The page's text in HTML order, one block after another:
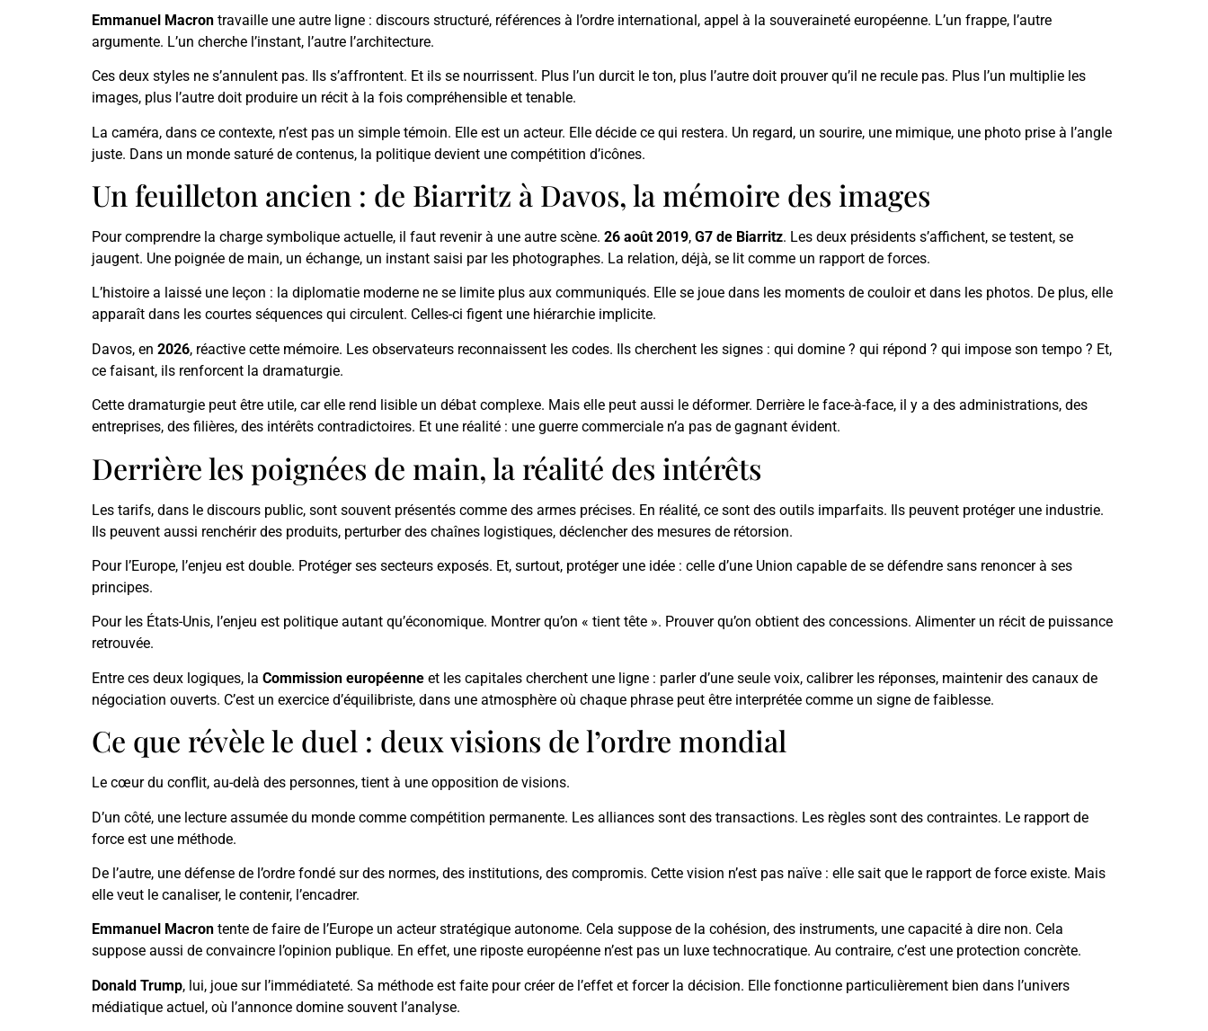
Emmanuel Macron travaille une autre ligne : discours structuré, références à l’ordre international, appel à la souveraineté européenne. L’un frappe, l’autre
argumente. L’un cherche l’instant, l’autre l’architecture.
Ces deux styles ne s’annulent pas. Ils s’affrontent. Et ils se nourrissent. Plus l’un durcit le ton, plus l’autre doit prouver qu’il ne recule pas. Plus l’un multiplie les
images, plus l’autre doit produire un récit à la fois compréhensible et tenable.
La caméra, dans ce contexte, n’est pas un simple témoin. Elle est un acteur. Elle décide ce qui restera. Un regard, un sourire, une mimique, une photo prise à l’angle
juste. Dans un monde saturé de contenus, la politique devient une compétition d’icônes.
Un feuilleton ancien : de Biarritz à Davos, la mémoire des images
Pour comprendre la charge symbolique actuelle, il faut revenir à une autre scène. 26 août 2019, G7 de Biarritz. Les deux présidents s’affichent, se testent, se
jaugent. Une poignée de main, un échange, un instant saisi par les photographes. La relation, déjà, se lit comme un rapport de forces.
L’histoire a laissé une leçon : la diplomatie moderne ne se limite plus aux communiqués. Elle se joue dans les moments de couloir et dans les photos. De plus, elle
apparaît dans les courtes séquences qui circulent. Celles-ci figent une hiérarchie implicite.
Davos, en 2026, réactive cette mémoire. Les observateurs reconnaissent les codes. Ils cherchent les signes : qui domine ? qui répond ? qui impose son tempo ? Et,
ce faisant, ils renforcent la dramaturgie.
Cette dramaturgie peut être utile, car elle rend lisible un débat complexe. Mais elle peut aussi le déformer. Derrière le face-à-face, il y a des administrations, des
entreprises, des filières, des intérêts contradictoires. Et une réalité : une guerre commerciale n’a pas de gagnant évident.
Derrière les poignées de main, la réalité des intérêts
Les tarifs, dans le discours public, sont souvent présentés comme des armes précises. En réalité, ce sont des outils imparfaits. Ils peuvent protéger une industrie.
Ils peuvent aussi renchérir des produits, perturber des chaînes logistiques, déclencher des mesures de rétorsion.
Pour l’Europe, l’enjeu est double. Protéger ses secteurs exposés. Et, surtout, protéger une idée : celle d’une Union capable de se défendre sans renoncer à ses
principes.
Pour les États-Unis, l’enjeu est politique autant qu’économique. Montrer qu’on « tient tête ». Prouver qu’on obtient des concessions. Alimenter un récit de puissance
retrouvée.
Entre ces deux logiques, la Commission européenne et les capitales cherchent une ligne : parler d’une seule voix, calibrer les réponses, maintenir des canaux de
négociation ouverts. C’est un exercice d’équilibriste, dans une atmosphère où chaque phrase peut être interprétée comme un signe de faiblesse.
Ce que révèle le duel : deux visions de l’ordre mondial
Le cœur du conflit, au-delà des personnes, tient à une opposition de visions.
D’un côté, une lecture assumée du monde comme compétition permanente. Les alliances sont des transactions. Les règles sont des contraintes. Le rapport de
force est une méthode.
De l’autre, une défense de l’ordre fondé sur des normes, des institutions, des compromis. Cette vision n’est pas naïve : elle sait que le rapport de force existe. Mais
elle veut le canaliser, le contenir, l’encadrer.
Emmanuel Macron tente de faire de l’Europe un acteur stratégique autonome. Cela suppose de la cohésion, des instruments, une capacité à dire non. Cela
suppose aussi de convaincre l’opinion publique. En effet, une riposte européenne n’est pas un luxe technocratique. Au contraire, c’est une protection concrète.
Donald Trump, lui, joue sur l’immédiateté. Sa méthode est faite pour créer de l’effet et forcer la décision. Elle fonctionne particulièrement bien dans l’univers
médiatique actuel, où l’annonce domine souvent l’analyse.